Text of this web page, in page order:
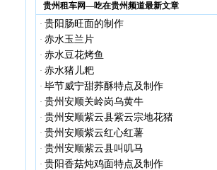
贵州租车网—吃在贵州频道最新文章
· 贵阳肠旺面的制作
· 赤水玉兰片
· 赤水豆花烤鱼
· 赤水猪儿粑
· 毕节威宁甜荞酥特点及制作
· 贵州安顺关岭岗乌黄牛
· 贵州安顺紫云县紫云宗地花猪
· 贵州安顺紫云红心红薯
· 贵州安顺紫云县叫叽马
· 贵阳香菇炖鸡面特点及制作